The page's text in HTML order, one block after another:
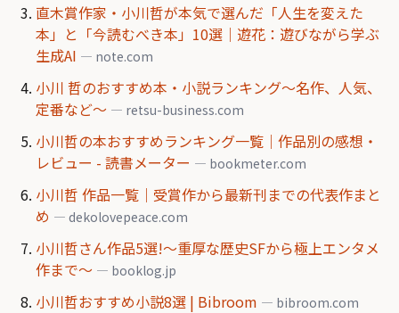
直木賞作家・小川哲が本気で選んだ「人生を変えた
本」と「今読むべき本」10選｜遊花：遊びながら学ぶ
生成AI — note.com
小川 哲のおすすめ本・小説ランキング〜名作、人気、
定番など〜 — retsu-business.com
小川哲の本おすすめランキング一覧｜作品別の感想・
レビュー - 読書メーター — bookmeter.com
小川哲 作品一覧｜受賞作から最新刊までの代表作まと
め — dekolovepeace.com
小川哲さん作品5選!～重厚な歴史SFから極上エンタメ
作まで～ — booklog.jp
小川哲おすすめ小説8選 | Bibroom — bibroom.com